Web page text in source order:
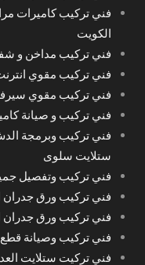
فني تركيب كاميرات
الكويت
فني تركيب مداخن و
فني تركيب مقوي
فني تركيب مقوي
فني تركيب و صيانة
فني تركيب وبرمجة
ستلايت سلوى
فني تركيب وتفصيل
فني تركيب ورق جدران
فني تركيب ورق جدران
فني تركيب وصيانة قطع
فني تركيت ستلايت